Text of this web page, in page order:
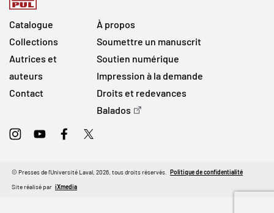
Catalogue
Collections
Autrices et
auteurs
Contact
À propos
Soumettre un manuscrit
Soutien numérique
Impression à la demande
Droits et redevances
Balados
InstagramYoutubeFacebookTwitter
Site réalisé par iXmedia
© Presses de l'Université Laval, 2026, tous droits réservés. Politique de confidentialité